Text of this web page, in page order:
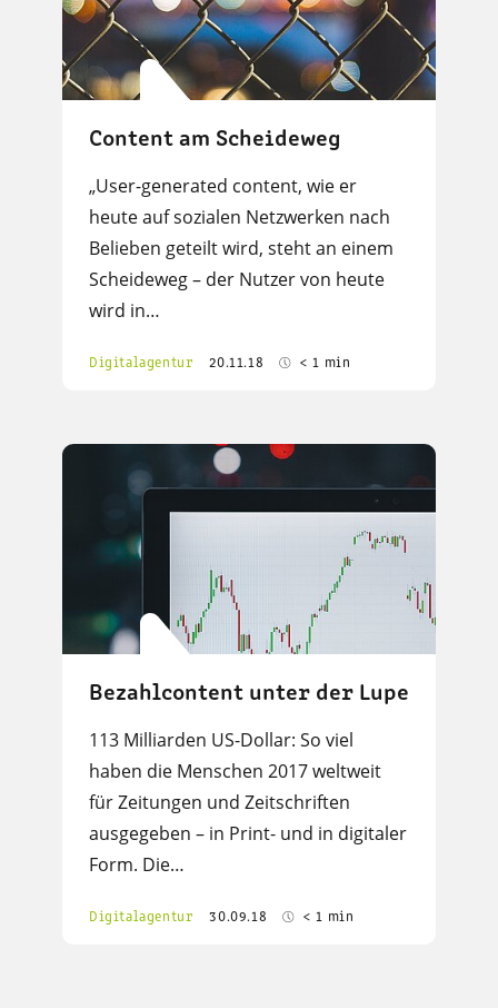
Content am Scheideweg
„User-generated content, wie er
heute auf sozialen Netzwerken nach
Belieben geteilt wird, steht an einem
Scheideweg – der Nutzer von heute
wird in…
Digitalagentur 20.11.18 < 1 min
Bezahlcontent unter der Lupe
113 Milliarden US-Dollar: So viel
haben die Menschen 2017 weltweit
für Zeitungen und Zeitschriften
ausgegeben – in Print- und in digitaler
Form. Die…
Digitalagentur 30.09.18 < 1 min